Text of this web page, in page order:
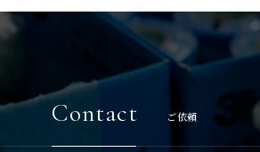
Contact ご依頼